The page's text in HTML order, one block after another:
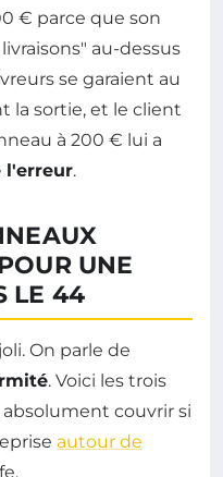
€ parce que son
au-dessus
se garaient au
la sortie, et le client
à 200 € lui a
l'erreur.
UNE
LE 44
On parle de
. Voici les trois
couvrir si
autour de